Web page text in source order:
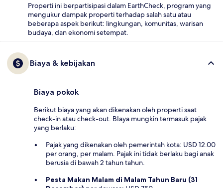
Properti ini berpartisipasi dalam EarthCheck, program yang
mengukur dampak properti terhadap salah satu atau
beberapa aspek berikut: lingkungan, komunitas, warisan
budaya, dan ekonomi setempat.
Biaya & kebijakan
Biaya pokok
Berikut biaya yang akan dikenakan oleh properti saat
check-in atau check-out. BIaya mungkin termasuk pajak
yang berlaku:
Pajak yang dikenakan oleh pemerintah kota: USD 12.00
per orang, per malam. Pajak ini tidak berlaku bagi anak
berusia di bawah 2 tahun tahun.
Pesta Makan Malam di Malam Tahun Baru (31